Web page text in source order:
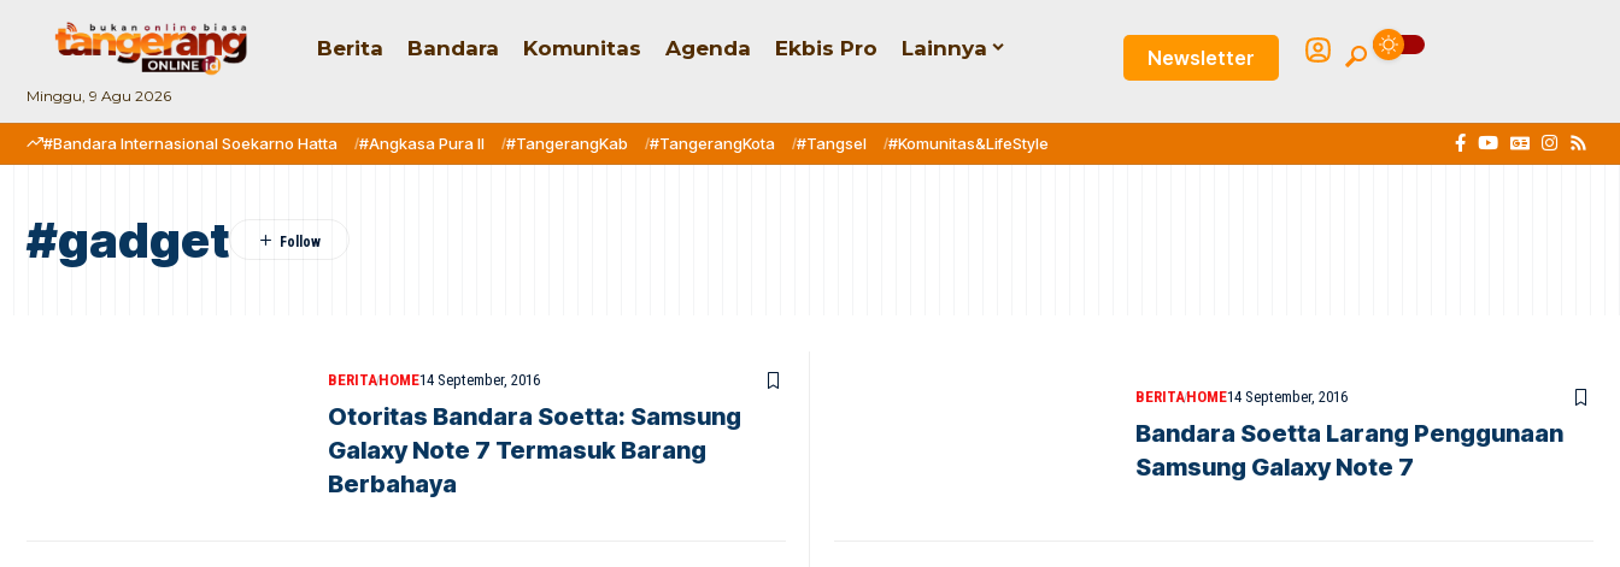
Minggu, 9 Agu 2026
Berita Bandara Komunitas Agenda Ekbis Pro Lainnya Newsletter
#Bandara Internasional Soekarno Hatta #Angkasa Pura II #TangerangKab #TangerangKota #Tangsel #Komunitas&LifeStyle
#gadget
BERITAHOME14 September, 2016
Otoritas Bandara Soetta: Samsung
Galaxy Note 7 Termasuk Barang
Berbahaya
BERITAHOME14 September, 2016
Bandara Soetta Larang Penggunaan
Samsung Galaxy Note 7